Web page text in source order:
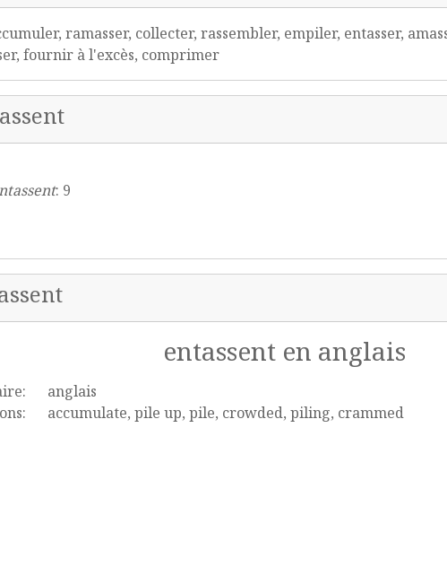
ramasser, collecter, rassembler, empiler, entasser,
fournir à l'excès, comprimer
: 9
entassent en anglais
anglais
accumulate, pile up, pile, crowded, piling, crammed